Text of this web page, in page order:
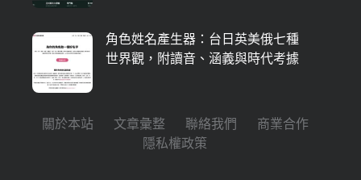
角色姓名產生器：台日英美俄七種
世界觀，附讀音、涵義與時代考據
關於本站 文章彙整 聯絡我們
商業合作
隱私權政策